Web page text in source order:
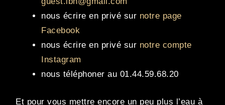
nous écrire en privé sur notre page
Facebook
nous écrire en privé sur notre compte
Instagram
nous téléphoner au 01.44.59.68.20
Et pour vous mettre encore un peu plus l’eau à